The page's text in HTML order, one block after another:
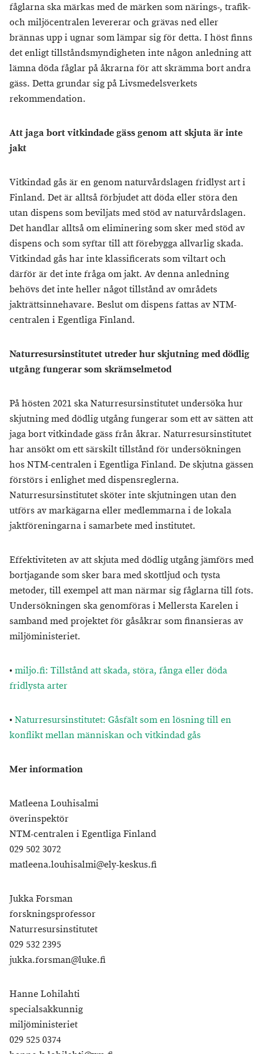
fåglarna ska märkas med de märken som närings-, trafik-
och miljöcentralen levererar och grävas ned eller
brännas upp i ugnar som lämpar sig för detta. I höst finns
det enligt tillståndsmyndigheten inte någon anledning att
lämna döda fåglar på åkrarna för att skrämma bort andra
gäss. Detta grundar sig på Livsmedelsverkets
rekommendation.
Att jaga bort vitkindade gäss genom att skjuta är inte
jakt
Vitkindad gås är en genom naturvårdslagen fridlyst art i
Finland. Det är alltså förbjudet att döda eller störa den
utan dispens som beviljats med stöd av naturvårdslagen.
Det handlar alltså om eliminering som sker med stöd av
dispens och som syftar till att förebygga allvarlig skada.
Vitkindad gås har inte klassificerats som viltart och
därför är det inte fråga om jakt. Av denna anledning
behövs det inte heller något tillstånd av områdets
jakträttsinnehavare. Beslut om dispens fattas av NTM-
centralen i Egentliga Finland.
Naturresursinstitutet utreder hur skjutning med dödlig
utgång fungerar som skrämselmetod
På hösten 2021 ska Naturresursinstitutet undersöka hur
skjutning med dödlig utgång fungerar som ett av sätten att
jaga bort vitkindade gäss från åkrar. Naturresursinstitutet
har ansökt om ett särskilt tillstånd för undersökningen
hos NTM-centralen i Egentliga Finland. De skjutna gässen
förstörs i enlighet med dispensreglerna.
Naturresursinstitutet sköter inte skjutningen utan den
utförs av markägarna eller medlemmarna i de lokala
jaktföreningarna i samarbete med institutet.
Effektiviteten av att skjuta med dödlig utgång jämförs med
bortjagande som sker bara med skottljud och tysta
metoder, till exempel att man närmar sig fåglarna till fots.
Undersökningen ska genomföras i Mellersta Karelen i
samband med projektet för gåsåkrar som finansieras av
miljöministeriet.
•miljo.fi: Tillstånd att skada, störa, fånga eller döda
fridlysta arter
•Naturresursinstitutet: Gåsfält som en lösning till en
konflikt mellan människan och vitkindad gås
Mer information
Matleena Louhisalmi
överinspektör
NTM-centralen i Egentliga Finland
029 502 3072
matleena.louhisalmi@ely-keskus.fi
Jukka Forsman
forskningsprofessor
Naturresursinstitutet
029 532 2395
jukka.forsman@luke.fi
Hanne Lohilahti
specialsakkunnig
miljöministeriet
029 525 0374